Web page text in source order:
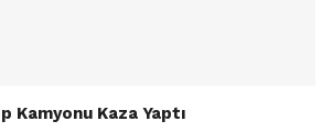
Kamyonu Kaza Yaptı